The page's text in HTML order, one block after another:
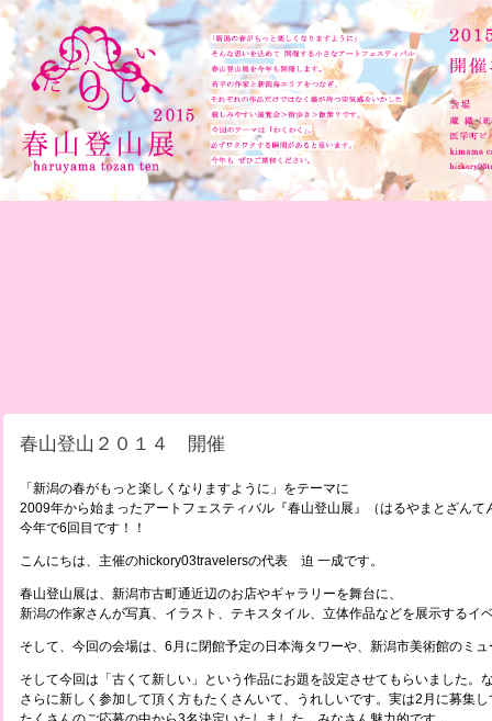
春山登山２０１４ 開催
「新潟の春がもっと楽しくなりますように」をテーマに
2009年から始まったアートフェスティバル『春山登山展』（はるやまとざんて
今年で6回目です！！
こんにちは、主催のhickory03travelersの代表 迫 一成です。
春山登山展は、新潟市古町通近辺のお店やギャラリーを舞台に、
新潟の作家さんが写真、イラスト、テキスタイル、立体作品などを展示するイ
そして、今回の会場は、6月に閉館予定の日本海タワーや、新潟市美術館のミ
そして今回は「古くて新しい」という作品にお題を設定させてもらいました。
さらに新しく参加して頂く方もたくさんいて、うれしいです。実は2月に募集